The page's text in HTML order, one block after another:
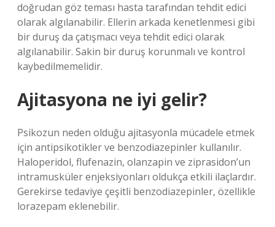
doğrudan göz teması hasta tarafından tehdit edici
olarak algılanabilir. Ellerin arkada kenetlenmesi gibi
bir duruş da çatışmacı veya tehdit edici olarak
algılanabilir. Sakin bir duruş korunmalı ve kontrol
kaybedilmemelidir.
Ajitasyona ne iyi gelir?
Psikozun neden olduğu ajitasyonla mücadele etmek
için antipsikotikler ve benzodiazepinler kullanılır.
Haloperidol, flufenazin, olanzapin ve ziprasidon’un
intramusküler enjeksiyonları oldukça etkili ilaçlardır.
Gerekirse tedaviye çeşitli benzodiazepinler, özellikle
lorazepam eklenebilir.